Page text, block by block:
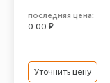
последняя цена:
0.00 ₽
Уточнить цену